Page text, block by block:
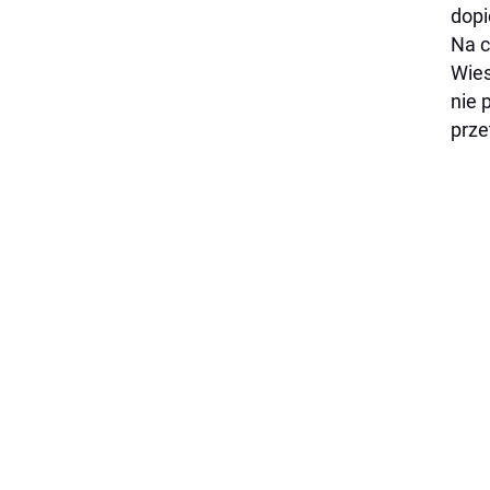
Na
nie